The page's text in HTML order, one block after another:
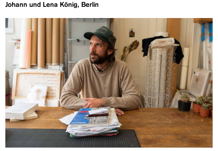
Johann und Lena König, Berlin